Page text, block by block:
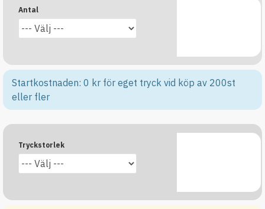
Antal
Startkostnaden: 0 kr för eget tryck vid köp av 200st
eller fler
Tryckstorlek